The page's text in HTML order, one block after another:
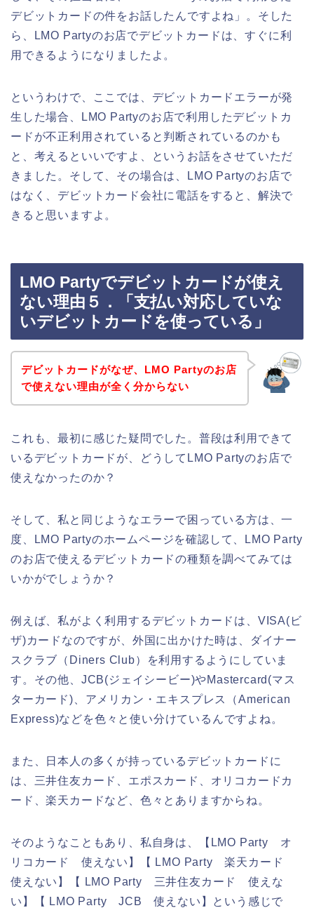
デビットカードの件をお話したんですよね」。そした
ら、LMO Partyのお店でデビットカードは、すぐに利
用できるようになりましたよ。
というわけで、ここでは、デビットカードエラーが発
生した場合、LMO Partyのお店で利用したデビットカ
ードが不正利用されていると判断されているのかも
と、考えるといいですよ、というお話をさせていただ
きました。そして、その場合は、LMO Partyのお店で
はなく、デビットカード会社に電話をすると、解決で
きると思いますよ。
LMO Partyでデビットカードが使え
ない理由５．「支払い対応していな
いデビットカードを使っている」
デビットカードがなぜ、LMO Partyのお店
で使えない理由が全く分からない
これも、最初に感じた疑問でした。普段は利用できて
いるデビットカードが、どうしてLMO Partyのお店で
使えなかったのか？
そして、私と同じようなエラーで困っている方は、一
度、LMO Partyのホームページを確認して、LMO Party
のお店で使えるデビットカードの種類を調べてみては
いかがでしょうか？
例えば、私がよく利用するデビットカードは、VISA(ビ
ザ)カードなのですが、外国に出かけた時は、ダイナー
スクラブ（Diners Club）を利用するようにしていま
す。その他、JCB(ジェイシービー)やMastercard(マス
ターカード)、アメリカン・エキスプレス（American
Express)などを色々と使い分けているんですよね。
また、日本人の多くが持っているデビットカードに
は、三井住友カード、エポスカード、オリコカードカ
ード、楽天カードなど、色々とありますからね。
そのようなこともあり、私自身は、【LMO Party オ
リコカード 使えない】【 LMO Party 楽天カード
使えない】【 LMO Party 三井住友カード 使えな
い】【 LMO Party JCB 使えない】という感じで